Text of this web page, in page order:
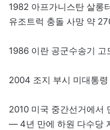
1982 아프가니스탄 살롱
유조트럭 충돌 사망 약
1986 이란 공군수송기
2004 조지 부시 미대통령
2010 미국 중간선거에서
— 4년 만에 하원 다수당